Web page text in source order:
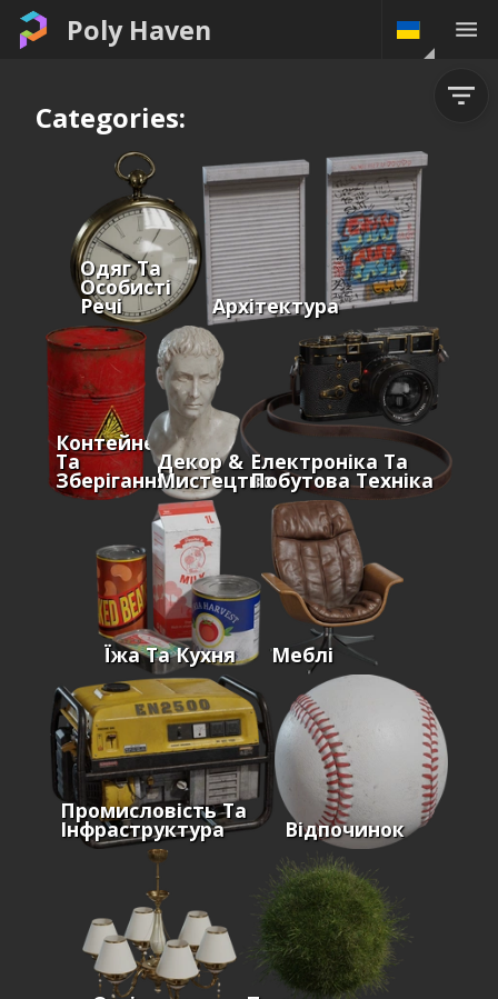
Poly Haven
Categories:
Одяг Та
Особисті
Речі Архітектура
Контейнери
Та
Зберігання
Декор &
Мистецтво
Електроніка Та
Побутова Техніка
Їжа Та Кухня Меблі
Промисловість Та
Інфраструктура Відпочинок